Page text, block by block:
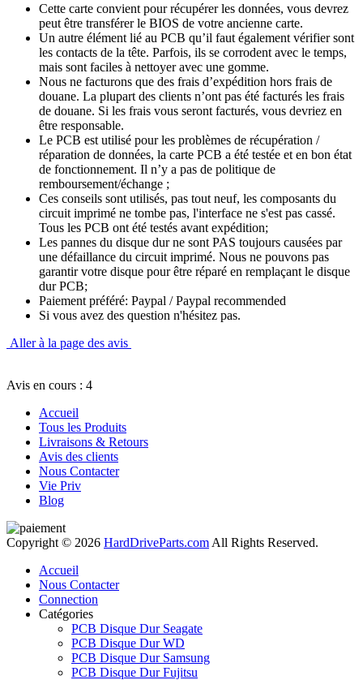
Cette carte convient pour récupérer les données, vous devrez
peut être transférer le BIOS de votre ancienne carte.
Un autre élément lié au PCB qu’il faut également vérifier sont
les contacts de la tête. Parfois, ils se corrodent avec le temps,
mais sont faciles à nettoyer avec une gomme.
Nous ne facturons que des frais d’expédition hors frais de
douane. La plupart des clients n’ont pas été facturés les frais
de douane. Si les frais vous seront facturés, vous devriez en
être responsable.
Le PCB est utilisé pour les problèmes de récupération /
réparation de données, la carte PCB a été testée et en bon état
de fonctionnement. Il n’y a pas de politique de
remboursement/échange ;
Ces conseils sont utilisés, pas tout neuf, les composants du
circuit imprimé ne tombe pas, l'interface ne s'est pas cassé.
Tous les PCB ont été testés avant expédition;
Les pannes du disque dur ne sont PAS toujours causées par
une défaillance du circuit imprimé. Nous ne pouvons pas
garantir votre disque pour être réparé en remplaçant le disque
dur PCB;
Paiement préféré: Paypal / Paypal recommended
Si vous avez des question n'hésitez pas.
Aller à la page des avis
Avis en cours : 4
Accueil
Tous les Produits
Livraisons & Retours
Avis des clients
Nous Contacter
Vie Priv
Blog
Copyright © 2026 HardDriveParts.com All Rights Reserved.
Accueil
Nous Contacter
Connection
Catégories
PCB Disque Dur Seagate
PCB Disque Dur WD
PCB Disque Dur Samsung
PCB Disque Dur Fujitsu